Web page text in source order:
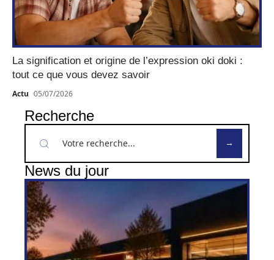
La signification et origine de l’expression oki doki :
tout ce que vous devez savoir
Actu 05/07/2026
Recherche
News du jour